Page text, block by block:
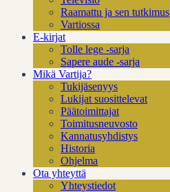
Raamattu ja sen tutkimus
Vartiossa
E-kirjat
Tolle lege -sarja
Sapere aude -sarja
Mikä Vartija?
Tukijäsenyys
Lukijat suosittelevat
Päätoimittajat
Toimitusneuvosto
Kannatusyhdistys
Historia
Ohjelma
Ota yhteyttä
Yhteystiedot